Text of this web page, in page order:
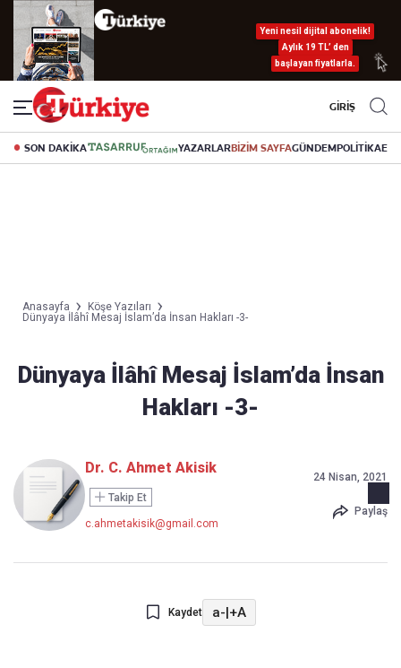
Yeni nesil dijital abonelik!
Aylık 19 TL’ den
başlayan fiyatlarla.
GİRİŞ
SON DAKİKA YAZARLARBİZİM SAYFAGÜNDEMPOLİTİKA
Anasayfa
Köşe Yazıları
Dünyaya İlâhî Mesaj İslam’da İnsan Hakları -3-
Dünyaya İlâhî Mesaj İslam’da İnsan
Hakları -3-
Dr. C. Ahmet Akisik
Takip Et
c.ahmetakisik@gmail.com
24 Nisan, 2021
Paylaş
Kaydet a-|+A